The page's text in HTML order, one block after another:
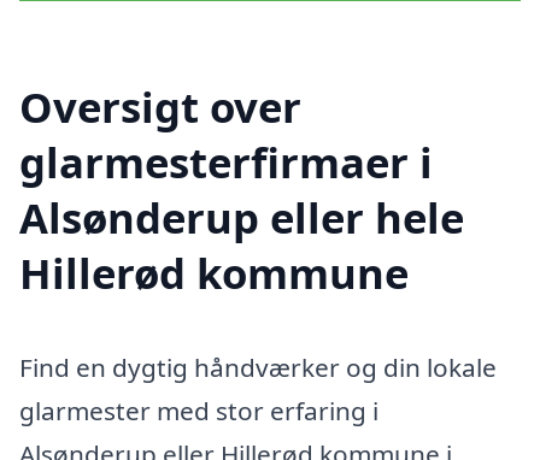
Oversigt over
glarmesterfirmaer i
Alsønderup eller hele
Hillerød kommune
Find en dygtig håndværker og din lokale
glarmester med stor erfaring i